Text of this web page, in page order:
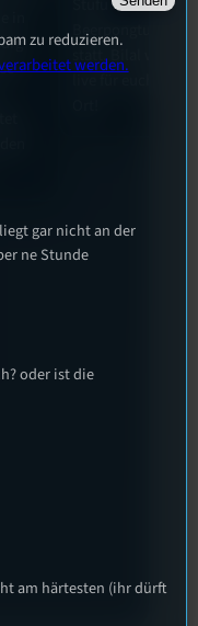
Beerpongturnier
statt. Bilal war
live für euch vor
zu reduzieren.
werden.
gar nicht an der
ne Stunde
oder ist die
am härtesten (ihr dürft